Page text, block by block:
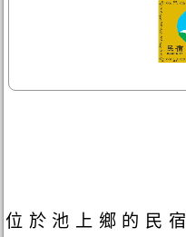
位於池上鄉的民宿